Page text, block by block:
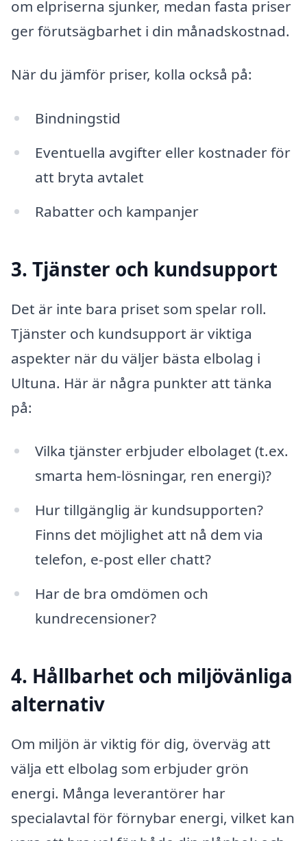
om elpriserna sjunker, medan fasta priser
ger förutsägbarhet i din månadskostnad.
När du jämför priser, kolla också på:
Bindningstid
Eventuella avgifter eller kostnader för
att bryta avtalet
Rabatter och kampanjer
3. Tjänster och kundsupport
Det är inte bara priset som spelar roll.
Tjänster och kundsupport är viktiga
aspekter när du väljer bästa elbolag i
Ultuna. Här är några punkter att tänka
på:
Vilka tjänster erbjuder elbolaget (t.ex.
smarta hem-lösningar, ren energi)?
Hur tillgänglig är kundsupporten?
Finns det möjlighet att nå dem via
telefon, e-post eller chatt?
Har de bra omdömen och
kundrecensioner?
4. Hållbarhet och miljövänliga
alternativ
Om miljön är viktig för dig, överväg att
välja ett elbolag som erbjuder grön
energi. Många leverantörer har
specialavtal för förnybar energi, vilket kan